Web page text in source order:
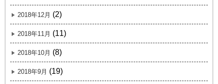
2018年12月 (2)
2018年11月 (11)
2018年10月 (8)
2018年9月 (19)